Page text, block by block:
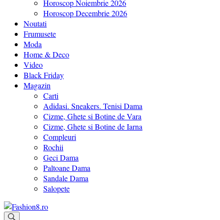
Horoscop Noiembrie 2026
Horoscop Decembrie 2026
Noutati
Frumusete
Moda
Home & Deco
Video
Black Friday
Magazin
Carti
Adidasi. Sneakers. Tenisi Dama
Cizme, Ghete si Botine de Vara
Cizme, Ghete si Botine de Iarna
Compleuri
Rochii
Geci Dama
Paltoane Dama
Sandale Dama
Salopete